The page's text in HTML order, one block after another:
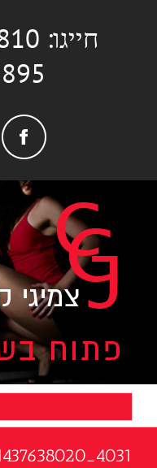
4031_1437638020_11